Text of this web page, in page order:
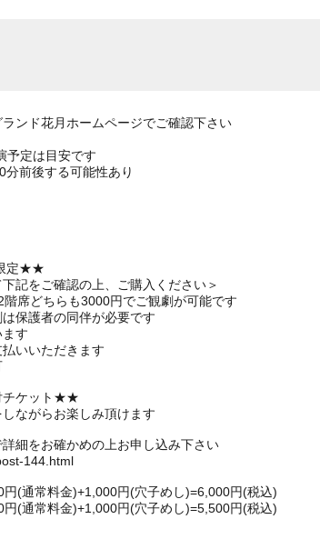
ンド花月ホームページでご確認下さい
予定は目安です
前後する可能性あり
定★★
記をご確認の上、ご購入ください＞
席どちらも3000円でご観劇が可能です
保護者の同伴が必要です
す
いいただきます
チケット★★
ながらお楽しみ頂けます
細をお確かめの上お申し込み下さい
144.html
(通常料金)+1,000円(穴子めし)=6,000円(税込)
(通常料金)+1,000円(穴子めし)=5,500円(税込)